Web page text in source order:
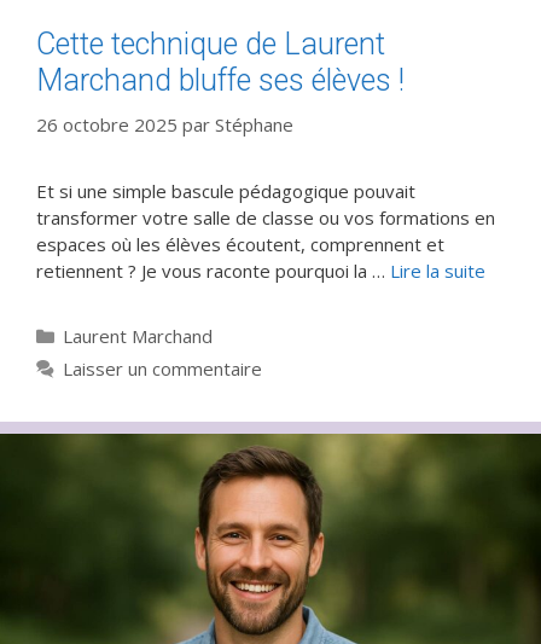
Cette technique de Laurent
Marchand bluffe ses élèves !
26 octobre 2025 par Stéphane
Et si une simple bascule pédagogique pouvait
transformer votre salle de classe ou vos formations en
espaces où les élèves écoutent, comprennent et
retiennent ? Je vous raconte pourquoi la … Lire la suite
Catégories
Laurent Marchand
Laisser un commentaire